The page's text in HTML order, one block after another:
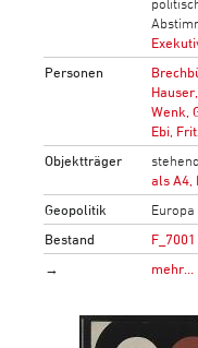
Personen
Wenk,
Ebi,
Objektträger
als A4,
Geopolitik
Europa
Bestand
→
mehr…